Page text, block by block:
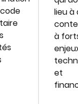
lieu à
à
et